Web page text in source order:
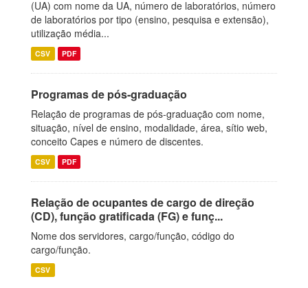
(UA) com nome da UA, número de laboratórios, número
de laboratórios por tipo (ensino, pesquisa e extensão),
utilização média...
CSV PDF
Programas de pós-graduação
Relação de programas de pós-graduação com nome,
situação, nível de ensino, modalidade, área, sítio web,
conceito Capes e número de discentes.
CSV PDF
Relação de ocupantes de cargo de direção
(CD), função gratificada (FG) e funç...
Nome dos servidores, cargo/função, código do
cargo/função.
CSV